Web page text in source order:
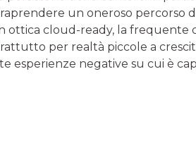
un oneroso percorso
ottica cloud-ready, la frequente
per realtà piccole a
esperienze negative su cui è